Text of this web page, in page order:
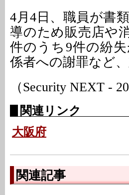
4月4日、職員が書
導のため販売店や
件のうち9件の紛
係者への謝罪など
（Security NEXT -
関連リンク
大阪府
関連記事